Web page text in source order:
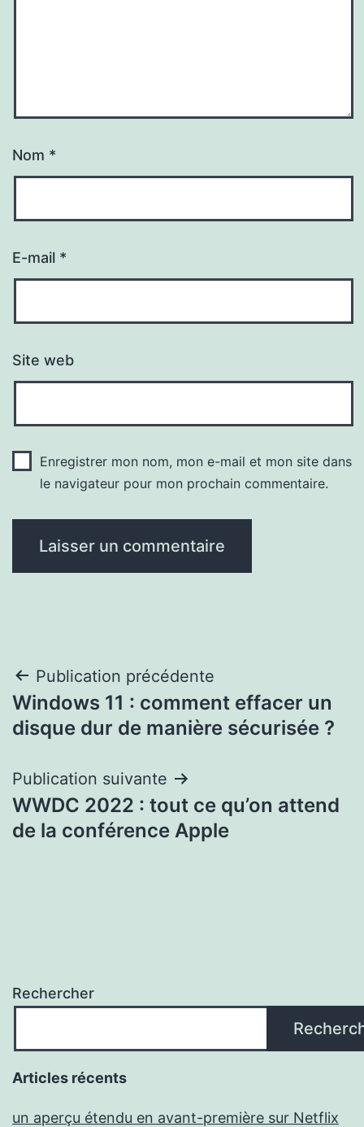
Nom *
E-mail *
Site web
Enregistrer mon nom, mon e-mail et mon site dans
le navigateur pour mon prochain commentaire.
Navigation
de
Publication précédente
Windows 11 : comment effacer un
disque dur de manière sécurisée ?
Publication suivante
WWDC 2022 : tout ce qu’on attend
de la conférence Apple
Rechercher
Articles récents
un aperçu étendu en avant-première sur Netflix